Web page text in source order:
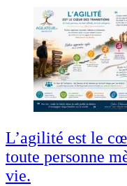
L’agilité est le
toute personne
vie.